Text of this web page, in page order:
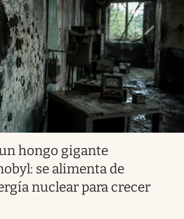
hongo gigante
se alimenta de
nuclear para crecer